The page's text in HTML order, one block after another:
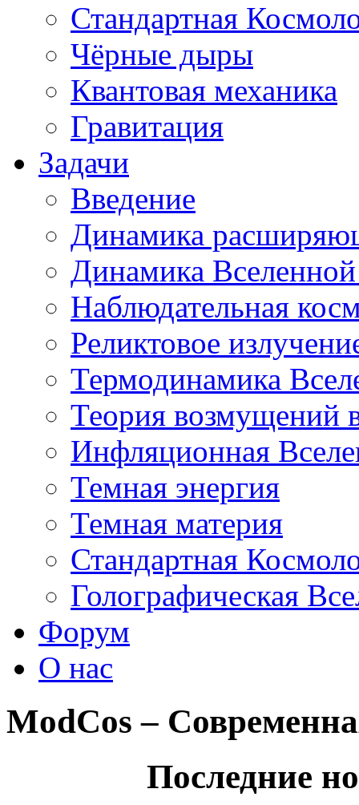
Стандартная
Чёрные дыры
Квантовая механика
Гравитация
Задачи
Введение
Динамика
Динамика
Наблюдательная
Реликтовое
Термодинамика
Теория возмущений
Инфляционная
Темная энергия
Темная материя
Стандартная
Голографическая
Форум
О нас
ModCos –
Последние